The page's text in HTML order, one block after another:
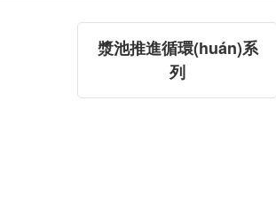
漿池推進循環(huán)系
列